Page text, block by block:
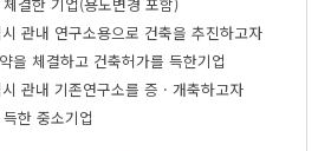
관내 연구소용으로 건축을 추진하고자
을 체결하고 건축허가를 득한기업
관내 기존연구소를 증ㆍ개축하고자
한 중소기업